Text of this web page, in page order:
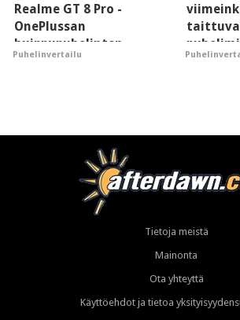
Realme GT 8 Pro -
OnePlussan
huippupuhelinten
"perillinen"
Puhelinvertailu
Tietoja meistä
Mainonta
Ota yhteyttä
Käyttöehdot ja tietoa